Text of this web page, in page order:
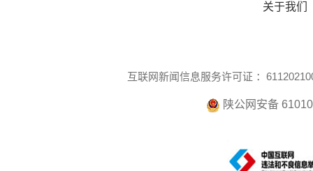
关于我们
互联网新闻信息服务许可证 ：
陕公网安备